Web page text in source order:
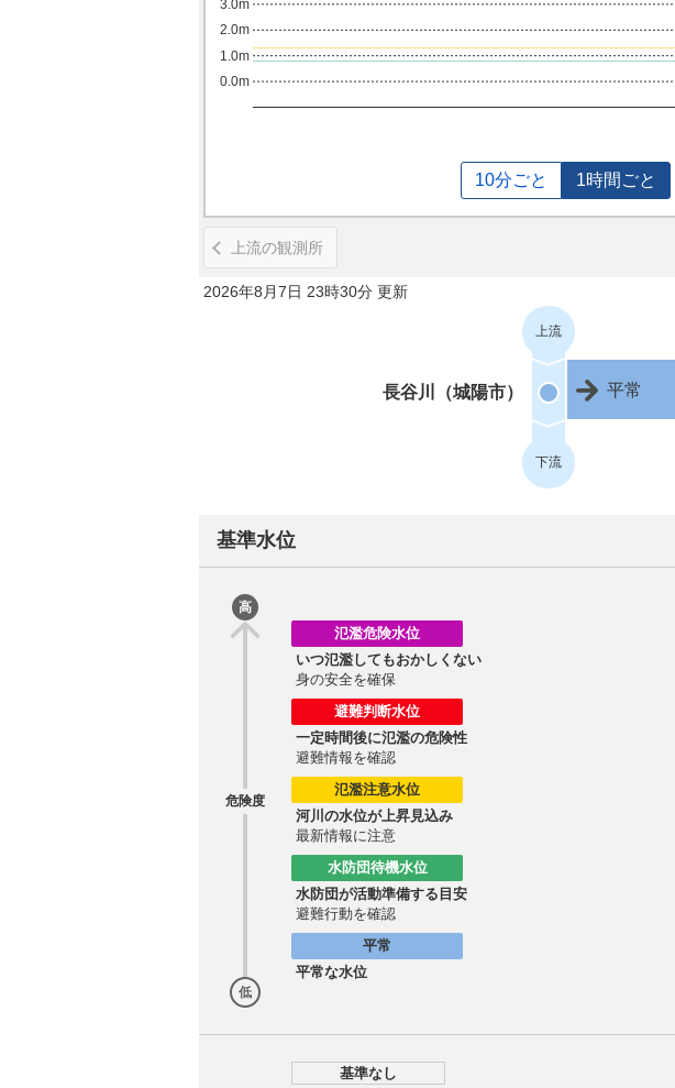
0.0m
1.0m
2.0m
3.0m
10分ごと 1時間ごと
上流の観測所
2026年8月7日 23時30分 更新
上流
長谷川（城陽市） 平常
下流
基準水位
高
危険度
低
氾濫危険水位
いつ氾濫してもおかしくない
身の安全を確保
避難判断水位
一定時間後に氾濫の危険性
避難情報を確認
氾濫注意水位
河川の水位が上昇見込み
最新情報に注意
水防団待機水位
水防団が活動準備する目安
避難行動を確認
平常
平常な水位
基準なし